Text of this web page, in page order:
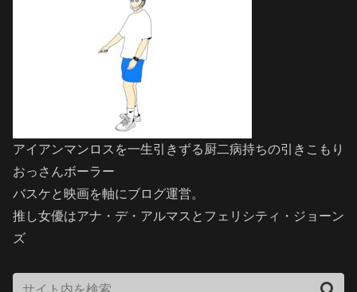
アイアンマンロスを一生引きずる厨二病持ちの引きこもり
おっさんボーラー
バスケと映画を軸にブログ運営。
推し女優はアナ・デ・アルマスとフェリシティ・ジョーン
ズ